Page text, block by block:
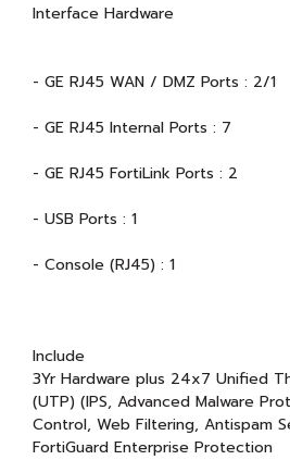
Interface Hardware
- GE RJ45 WAN / DMZ Ports : 2/1
- GE RJ45 Internal Ports : 7
- GE RJ45 FortiLink Ports : 2
- USB Ports : 1
- Console (RJ45) : 1
Include
3Yr Hardware plus 24x7 Unified
(UTP) (IPS, Advanced Malware
Control, Web Filtering, Antispam
FortiGuard Enterprise Protection